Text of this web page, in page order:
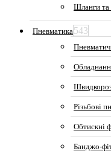
Шланги та
Пневматика 543
Різьбові
Обтискні
Банджо-